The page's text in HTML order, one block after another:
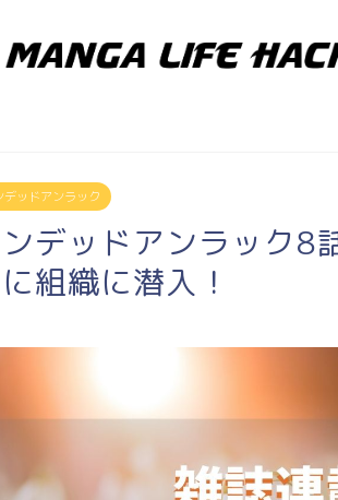
デッドアンラック
デッドアンラック8
組織に潜入！